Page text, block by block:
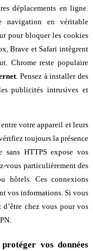
déplacements en ligne.
navigation en véritable
pour bloquer les cookies
Brave et Safari intègrent
Chrome reste populaire
. Pensez à installer des
publicités intrusives et
votre appareil et leurs
toujours la présence
sans HTTPS expose vos
vous particulièrement des
hôtels. Ces connexions
vos informations. Si vous
chez vous pour vos
vos données